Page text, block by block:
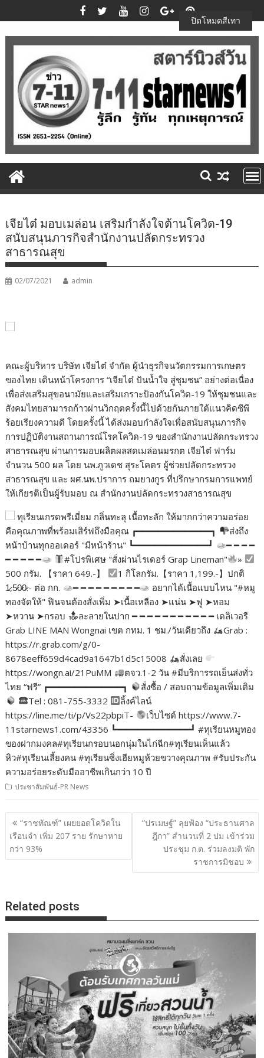
to
content
เจียไต๋ มอบเมล่อน เสริมกำลังใจต้านโควิด-19
สนับสนุนภารกิจสำนักงานปลัดกระทรวง
สาธารณสุข
02/07/2021 admin
คณะผู้บริหาร บริษัท เจียไต๋ จำกัด ผู้นำธุรกิจนวัตกรรมการเกษตร
ของไทย เดินหน้าโครงการ “เจียไต๋ ปันน้ำใจ สู่ชุมชน” อย่างต่อเนื่อง
เพื่อส่งเสริมสุขอนามัยและเสริมเกราะป้องกันโควิด-19 ให้ชุมชนและ
สังคมไทยสามารถก้าวผ่านวิกฤตครั้งนี้ไปด้วยกันภายใต้แนวคิดซีพี
ร้อยเรียงความดี โดยครั้งนี้ ได้ส่งมอบกำลังใจเพื่อสนับสนุนภารกิจ
การปฏิบัติงานสถานการณ์โรคโควิด-19 ของสำนักงานปลัดกระทรวง
สาธารณสุข ผ่านการมอบผลิตผลสดเมล่อนมรกต เจียไต๋ ฟาร์ม
จำนวน 500 ผล โดย นพ.ภูวเดช สุระโคตร ผู้ช่วยปลัดกระทรวง
สาธารณสุข และ ผศ.นพ.ปราการ ถมยางกูร ที่ปรึกษากรมการแพทย์
ให้เกียรติเป็นผู้รับมอบ ณ สำนักงานปลัดกระทรวงสาธารณสุข
ทุเรียนเกรดพรีเมี่ยม กลิ่นทะลุ เนื้อทะลัก ให้มากกว่าความอร่อย
คือคุณภาพที่พร้อมเสิร์ฟถึงมือคุณ ┏━━━━━━━━━━━━━━┓
ส่งถึง
หน้าบ้านทุกออเดอร์ "มีหน้าร้าน" ┗━━━━━━━━━━━━━━┛
━ ━ ━ ━
━ ━ ━ ━ ━
#โปรพิเศษ "สั่งผ่านไรเดอร์ Grap Lineman"
»
500 กรัม. 【ราคา 649.-】
1 กิโลกรัม.【ราคา 1,199.-】ปกติ
1̷,5̷0̷0̷.- ต่อ กก.
━ ━ ━ ━ ━ ━ ━ ━ ━
อยากได้เนื้อแบบไหน "#หมู
ทองจัดให้" ฟินจนต้องสั่งเพิ่ม ➤เนื้อเหลือง ➤แน่น ➤ฟู ➤หอม
➤หวาน ➤กรอบ
ละลายในปาก ━ ━ ━ ━ ━ ━ ━ ━ ━ ━ ━ เดลิเวอรี
Grab LINE MAN Wongnai เขต กทม. 1 ชม./วันเดียวถึง
Grab :
https://r.grab.com/g/0-
8678eeff659d4cad9a1647b1d5c15008
สั่งเลย
https://wongn.ai/21PuMM
ตจว.1-2 วัน #มีบริการรถเย็นส่งทั่ว
ไทย “ฟรี” ┏━━━━━━━━━━━━━━┓
สั่งซื้อ / สอบถามข้อมูลเพิ่มเติม
Tel : 081-755-3332
ลิ้งค์ไลน์
https://line.me/ti/p/Vs22pbpiT-
เว็บไซต์ https://www.7-
11starnews1.com/43356 ┗━━━━━━━━━━━━━━┛ #ทุเรียนหมูทอง
ของฝากมงคล#ทุเรียนกรอบนอกนุ่มในไก่ฉีก#ทุเรียนเห็นแล้ว
หิว#ทุเรียนเลี้ยงคน #ทุเรียนซิ่งเฮียหมูห้วยขวางคุณภาพ #รับประกัน
ความอร่อยระดับมืออาชีพเกินกว่า 10 ปี
ประชาสัมพันธ์-PR News
แนะแนว
เรื่อง
“ราชทัณฑ์” เผยยอดโควิดใน
เรือนจำ เพิ่ม 207 ราย รักษาหาย
กว่า 93%
“ปรเมษฐ์” ลุยฟ้อง “ประธานศาล
ฎีกา” สำนวนที่ 2 ปม เข้าร่วม
ประชุม ก.ต. ร่วมลงมติ พัก
ราชการมิชอบ
Related posts
ปิดโหมดสีเทา